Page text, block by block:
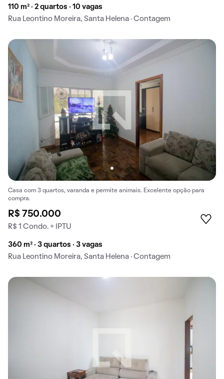
110 m² · 2 quartos · 10 vagas
Rua Leontino Moreira, Santa Helena · Contagem
Casa com 3 quartos, varanda e permite animais. Excelente opção para
compra.
R$ 750.000
R$ 1 Condo. + IPTU
360 m² · 3 quartos · 3 vagas
Rua Leontino Moreira, Santa Helena · Contagem